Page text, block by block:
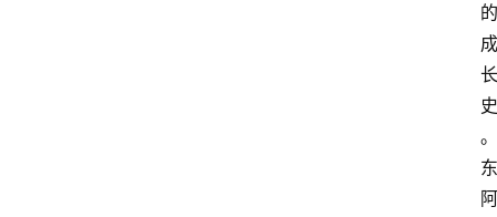
的
成
长
史
。
东
阿